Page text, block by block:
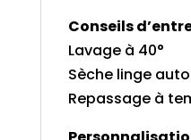
Conseils
Lavage à 40°
Sèche linge
Repassage à